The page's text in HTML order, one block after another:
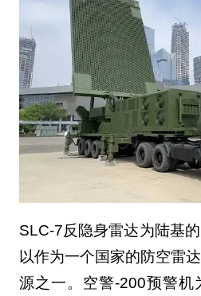
SLC-7反隐身雷达为陆基
以作为一个国家的防空雷
源之一。空警-200预警机